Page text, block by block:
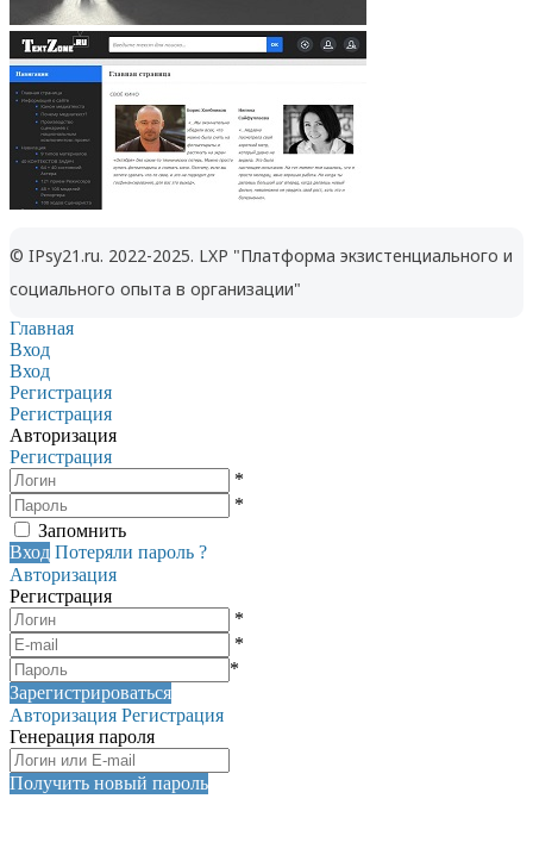
© IPsy21.ru. 2022-2025. LXP "Платформа экзистенциального и
социального опыта в организации"
Главная
Вход
Вход
Регистрация
Регистрация
Авторизация
Регистрация
*
*
Запомнить
Вход Потеряли пароль ?
Авторизация
Регистрация
*
*
*
Зарегистрироваться
Авторизация Регистрация
Генерация пароля
Получить новый пароль